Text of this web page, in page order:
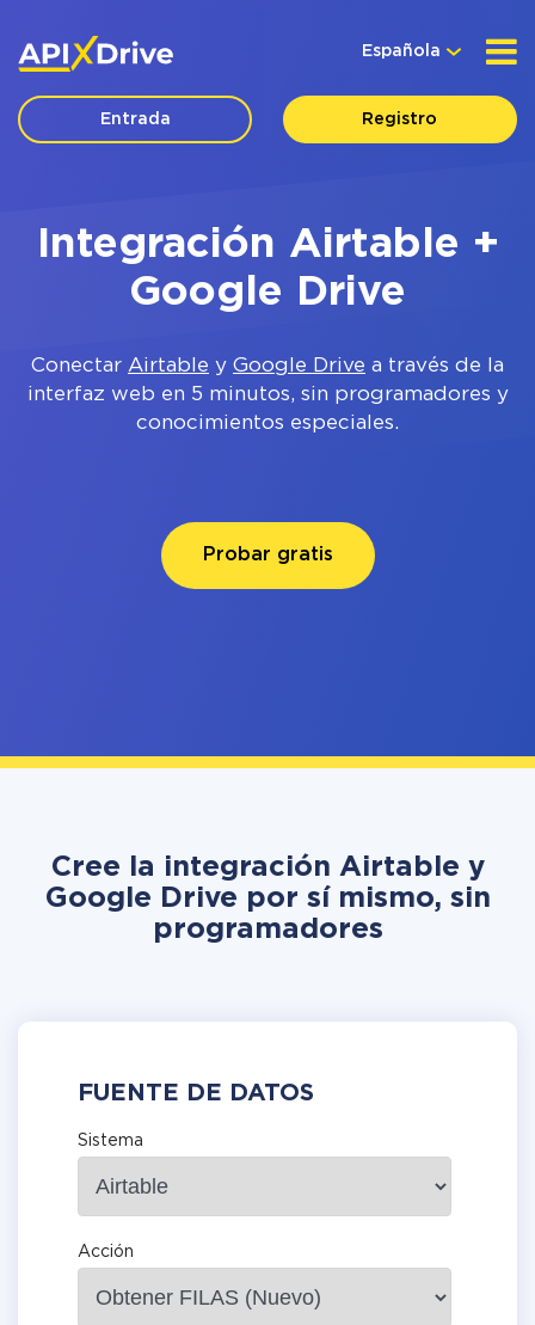
Española
Entrada Registro
Integración Airtable +
Google Drive
Conectar Airtable y Google Drive a través de la
interfaz web en 5 minutos, sin programadores y
conocimientos especiales.
Probar gratis
Cree la integración Airtable y
Google Drive por sí mismo, sin
programadores
FUENTE DE DATOS
Sistema
Acción